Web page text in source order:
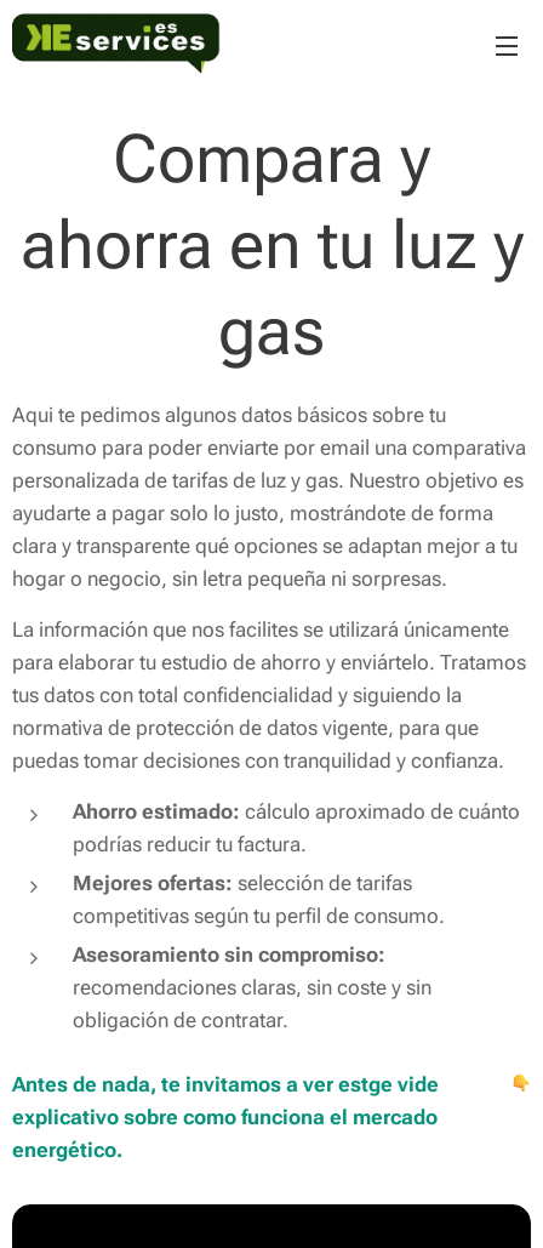
Compara y
ahorra en tu luz y
gas
Aqui te pedimos algunos datos básicos sobre tu
consumo para poder enviarte por email una comparativa
personalizada de tarifas de luz y gas. Nuestro objetivo es
ayudarte a pagar solo lo justo, mostrándote de forma
clara y transparente qué opciones se adaptan mejor a tu
hogar o negocio, sin letra pequeña ni sorpresas.
La información que nos facilites se utilizará únicamente
para elaborar tu estudio de ahorro y enviártelo. Tratamos
tus datos con total confidencialidad y siguiendo la
normativa de protección de datos vigente, para que
puedas tomar decisiones con tranquilidad y confianza.
Ahorro estimado: cálculo aproximado de cuánto
podrías reducir tu factura.
Mejores ofertas: selección de tarifas
competitivas según tu perfil de consumo.
Asesoramiento sin compromiso:
recomendaciones claras, sin coste y sin
obligación de contratar.
Antes de nada, te invitamos a ver estge vide
explicativo sobre como funciona el mercado
energético.